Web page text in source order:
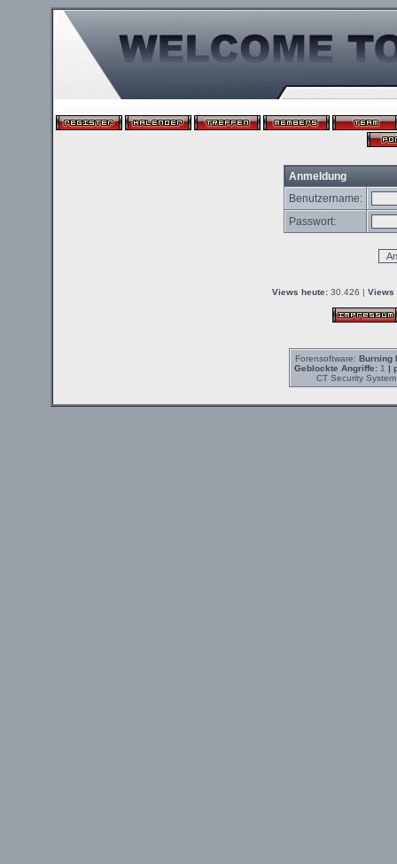
Anmeldung
Benutzername:
Passwort:
Views heute: 30.426 | Views
Forensoftware: Burning
Geblockte Angriffe:1 |
CT Security